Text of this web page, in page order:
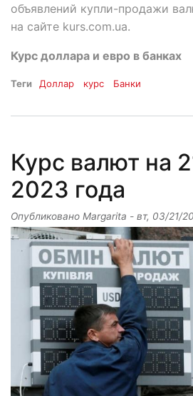
объявлений купли-продажи
на сайте kurs.com.ua.
Курс доллара и евро в банках
Теги Доллар курс Банки
Курс валют на
2023 года
Опубликовано Margarita - вт, 03/21/